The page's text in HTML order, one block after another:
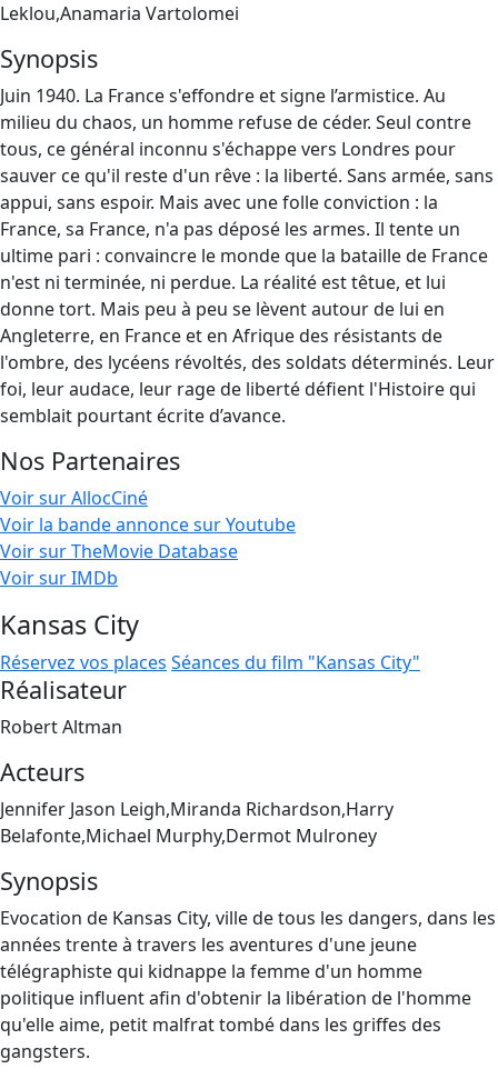
Leklou,Anamaria Vartolomei
Synopsis
Juin 1940. La France s'effondre et signe l’armistice. Au
milieu du chaos, un homme refuse de céder. Seul contre
tous, ce général inconnu s'échappe vers Londres pour
sauver ce qu'il reste d'un rêve : la liberté. Sans armée, sans
appui, sans espoir. Mais avec une folle conviction : la
France, sa France, n'a pas déposé les armes. Il tente un
ultime pari : convaincre le monde que la bataille de France
n'est ni terminée, ni perdue. La réalité est têtue, et lui
donne tort. Mais peu à peu se lèvent autour de lui en
Angleterre, en France et en Afrique des résistants de
l'ombre, des lycéens révoltés, des soldats déterminés. Leur
foi, leur audace, leur rage de liberté défient l'Histoire qui
semblait pourtant écrite d’avance.
Nos Partenaires
Voir sur AllocCiné
Voir la bande annonce sur Youtube
Voir sur TheMovie Database
Voir sur IMDb
Kansas City
Réservez vos places Séances du film "Kansas City"
Réalisateur
Robert Altman
Acteurs
Jennifer Jason Leigh,Miranda Richardson,Harry
Belafonte,Michael Murphy,Dermot Mulroney
Synopsis
Evocation de Kansas City, ville de tous les dangers, dans les
années trente à travers les aventures d'une jeune
télégraphiste qui kidnappe la femme d'un homme
politique influent afin d'obtenir la libération de l'homme
qu'elle aime, petit malfrat tombé dans les griffes des
gangsters.